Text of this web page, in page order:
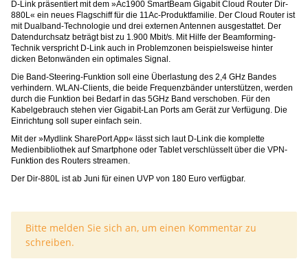
D-Link präsentiert mit dem »Ac1900 SmartBeam Gigabit Cloud Router Dir-
880L« ein neues Flagschiff für die 11Ac-Produktfamilie. Der Cloud Router ist
mit Dualband-Technologie und drei externen Antennen ausgestattet. Der
Datendurchsatz beträgt bist zu 1.900 Mbit/s. Mit Hilfe der Beamforming-
Technik verspricht D-Link auch in Problemzonen beispielsweise hinter
dicken Betonwänden ein optimales Signal.
Die Band-Steering-Funktion soll eine Überlastung des 2,4 GHz Bandes
verhindern. WLAN-Clients, die beide Frequenzbänder unterstützen, werden
durch die Funktion bei Bedarf in das 5GHz Band verschoben. Für den
Kabelgebrauch stehen vier Gigabit-Lan Ports am Gerät zur Verfügung. Die
Einrichtung soll super einfach sein.
Mit der »Mydlink SharePort App« lässt sich laut D-Link die komplette
Medienbibliothek auf Smartphone oder Tablet verschlüsselt über die VPN-
Funktion des Routers streamen.
Der Dir-880L ist ab Juni für einen UVP von 180 Euro verfügbar.
x
Bitte melden Sie sich an, um einen Kommentar zu
schreiben.